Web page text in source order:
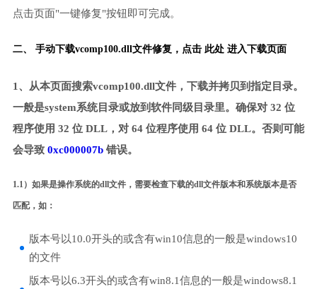
点击页面"一键修复"按钮即可完成。
二、 手动下载vcomp100.dll文件修复， 点击 此处 进入下载页面
1、从本页面搜索vcomp100.dll文件，下载并拷贝到指定目录。
一般是system系统目录或放到软件同级目录里。确保对 32 位
程序使用 32 位 DLL，对 64 位程序使用 64 位 DLL。否则可能
会导致 0xc000007b错误。
1.1）如果是操作系统的dll文件，需要检查下载的dll文件版本和系统版本是否
匹配，如：
版本号以10.0开头的或含有win10信息的一般是windows10
的文件
版本号以6.3开头的或含有win8.1信息的一般是windows8.1